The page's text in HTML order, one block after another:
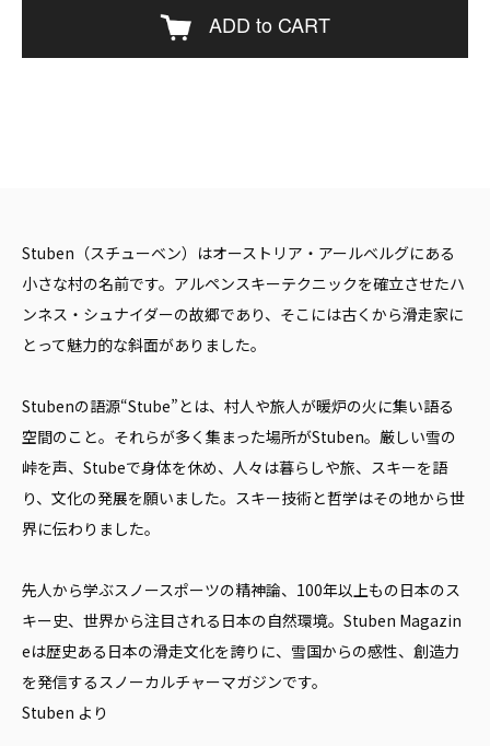
ADD to CART
Stuben（スチューベン）はオーストリア・アールベルグにある
小さな村の名前です。アルペンスキーテクニックを確立させたハ
ンネス・シュナイダーの故郷であり、そこには古くから滑走家に
とって魅力的な斜面がありました。
Stubenの語源“Stube”とは、村人や旅人が暖炉の火に集い語る
空間のこと。それらが多く集まった場所がStuben。厳しい雪の
峠を声、Stubeで身体を休め、人々は暮らしや旅、スキーを語
り、文化の発展を願いました。スキー技術と哲学はその地から世
界に伝わりました。
先人から学ぶスノースポーツの精神論、100年以上もの日本のス
キー史、世界から注目される日本の自然環境。Stuben Magazin
eは歴史ある日本の滑走文化を誇りに、雪国からの感性、創造力
を発信するスノーカルチャーマガジンです。
Stuben より